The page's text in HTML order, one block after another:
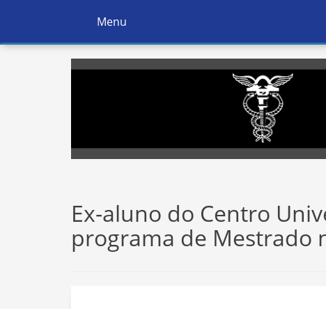
Ativar
Navegação
Menu
Ex-aluno do Centro
programa de Mestrado